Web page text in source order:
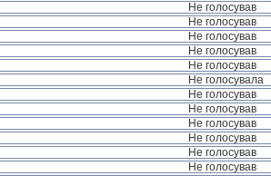
Не голосував
Не голосував
Не голосував
Не голосував
Не голосував
Не голосувала
Не голосував
Не голосував
Не голосував
Не голосував
Не голосував
Не голосував